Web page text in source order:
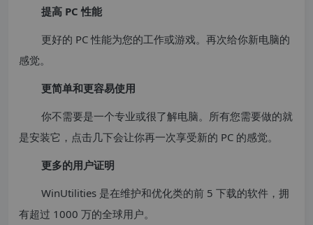
提高 PC 性能
更好的 PC 性能为您的工作或游戏。再次给你新电脑的
感觉。
更简单和更容易使用
你不需要是一个专业或很了解电脑。所有您需要做的就
是安装它，点击几下会让你再一次享受新的 PC 的感觉。
更多的用户证明
WinUtilities 是在维护和优化类的前 5 下载的软件，拥
有超过 1000 万的全球用户。